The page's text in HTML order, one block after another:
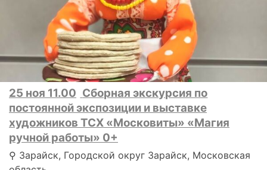
25 ноя 11.00 Сборная экскурсия по
постоянной экспозиции и выставке
художников ТСХ «Московиты» «Магия
ручной работы» 0+
⚲ Зарайск, Городской округ Зарайск, Московская